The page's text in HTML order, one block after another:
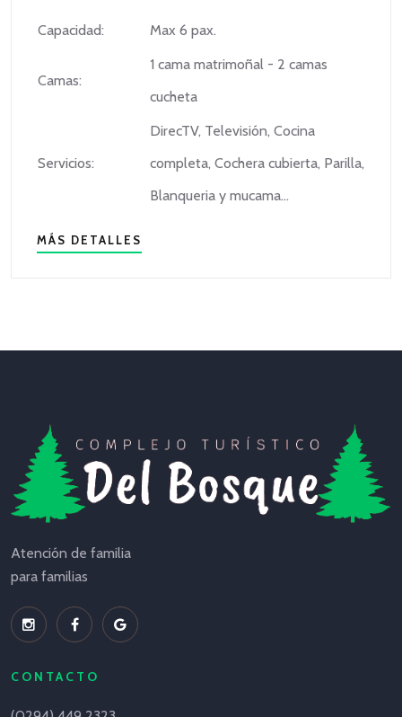
Capacidad: Max 6 pax.
Camas:
1 cama matrimoñal - 2 camas
cucheta
Servicios:
DirecTV, Televisión, Cocina
completa, Cochera cubierta, Parilla,
Blanqueria y mucama...
MÁS DETALLES
Atención de familia
para familias
CONTACTO